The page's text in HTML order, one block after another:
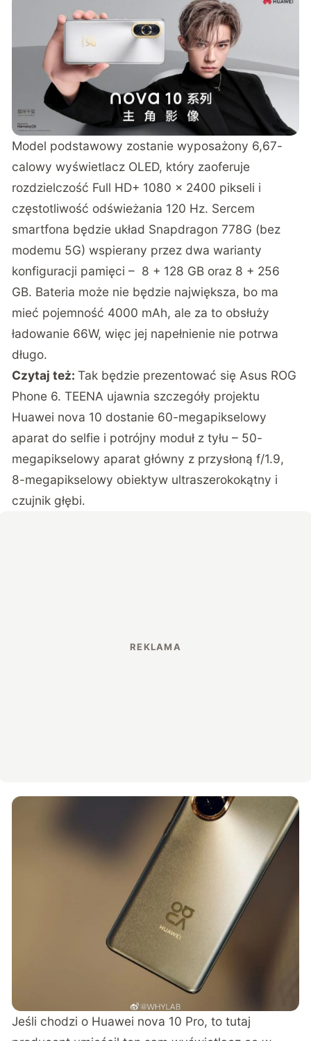
Model podstawowy zostanie wyposażony 6,67-
calowy wyświetlacz OLED, który zaoferuje
rozdzielczość Full HD+ 1080 x 2400 pikseli i
częstotliwość odświeżania 120 Hz. Sercem
smartfona będzie układ Snapdragon 778G (bez
modemu 5G) wspierany przez dwa warianty
konfiguracji pamięci – 8 + 128 GB oraz 8 + 256
GB. Bateria może nie będzie największa, bo ma
mieć pojemność 4000 mAh, ale za to obsłuży
ładowanie 66W, więc jej napełnienie nie potrwa
długo.
Czytaj też:Tak będzie prezentować się Asus ROG
Phone 6. TEENA ujawnia szczegóły projektu
Huawei nova 10 dostanie 60-megapikselowy
aparat do selfie i potrójny moduł z tyłu – 50-
megapikselowy aparat główny z przysłoną f/1.9,
8-megapikselowy obiektyw ultraszerokokątny i
czujnik głębi.
Jeśli chodzi o Huawei nova 10 Pro, to tutaj